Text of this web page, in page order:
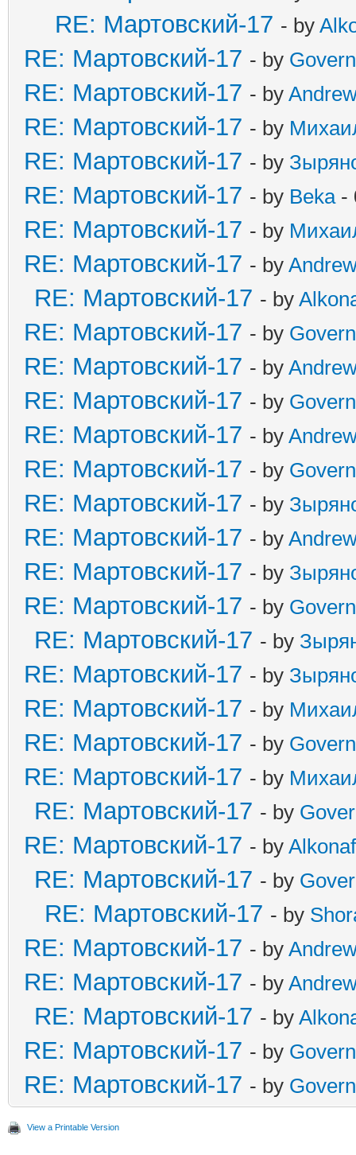
RE: Мартовский-17 - by
RE: Мартовский-17 - by
RE: Мартовский-17 - by
RE: Мартовский-17 - by
RE: Мартовский-17 - by
RE: Мартовский-17 - by Beka-
RE: Мартовский-17 - by
RE: Мартовский-17 - by
RE: Мартовский-17 - by
RE: Мартовский-17 - by
RE: Мартовский-17 - by
RE: Мартовский-17 - by
RE: Мартовский-17 - by
RE: Мартовский-17 - by
RE: Мартовский-17 - by
RE: Мартовский-17 - by
RE: Мартовский-17 - by
RE: Мартовский-17 - by
RE: Мартовский-17 - by
RE: Мартовский-17 - by
RE: Мартовский-17 - by
RE: Мартовский-17 - by
RE: Мартовский-17 - by
RE: Мартовский-17 - by
RE: Мартовский-17 - by
RE: Мартовский-17 - by
RE: Мартовский-17 - by
RE: Мартовский-17 - by
RE: Мартовский-17 - by
RE: Мартовский-17 - by
RE: Мартовский-17 - by
RE: Мартовский-17 - by
View a Printable Version